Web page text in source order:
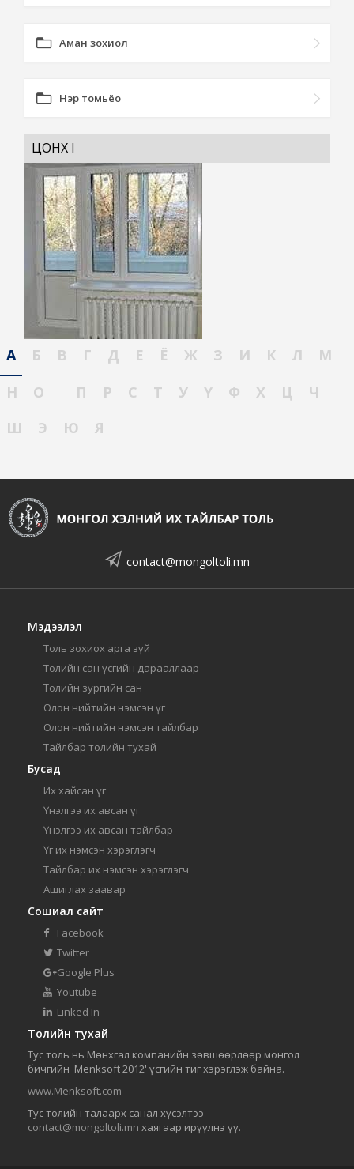
Аман зохиол
Нэр томьёо
ЦОНХ I
А Б В Г Д Е Ё Ж З И К Л
М
Н
О П Р С Т У Ү Ф Х Ц
Ч
Ш
Э Ю Я
contact@mongoltoli.mn
Мэдээлэл
Толь зохиох арга зүй
Толийн сан үсгийн дарааллаар
Толийн зургийн сан
Олон нийтийн нэмсэн үг
Олон нийтийн нэмсэн тайлбар
Тайлбар толийн тухай
Бусад
Их хайсан үг
Үнэлгээ их авсан үг
Үнэлгээ их авсан тайлбар
Үг их нэмсэн хэрэглэгч
Тайлбар их нэмсэн хэрэглэгч
Ашиглах заавар
Сошиал сайт
Facebook
Twitter
Google Plus
Youtube
Linked In
Толийн тухай
Тус толь нь Мөнхгал компанийн зөвшөөрлөөр монгол
бичгийн 'Menksoft 2012' үсгийн тиг хэрэглэж байна.
www.Menksoft.com
Тус толийн талаарх санал хүсэлтээ
contact@mongoltoli.mn хаягаар ирүүлнэ үү.